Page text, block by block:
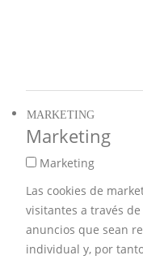
MARKETING
Marketing
Marketing
Las cookies de
visitantes a través
anuncios que sean
individual y, por